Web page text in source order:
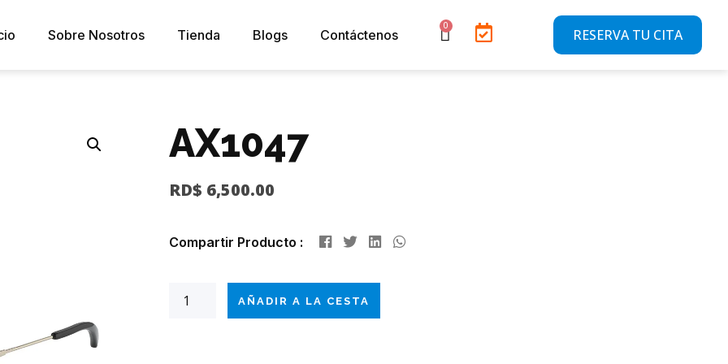
Sobre Nosotros Tienda Blogs Contáctenos RESERVA TU CITA
AX1047
RD$ 6,500.00
Compartir Producto :
AÑADIR A LA CESTA